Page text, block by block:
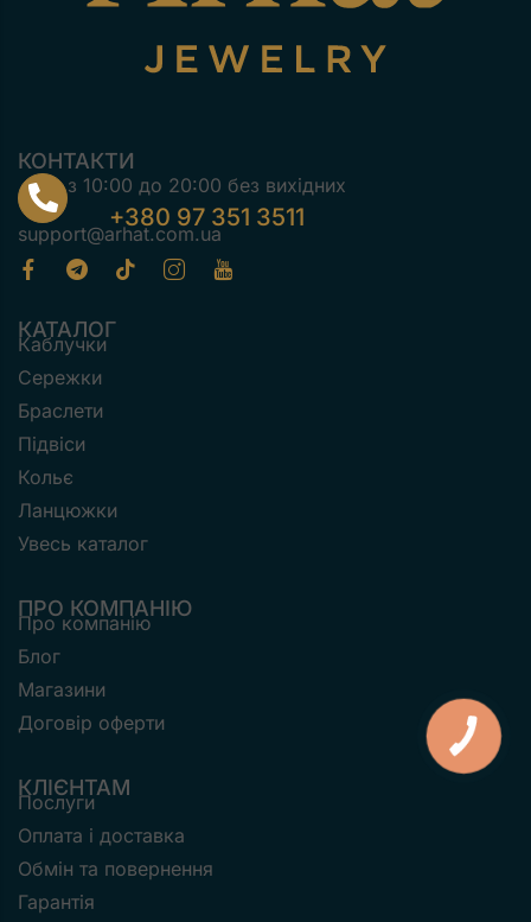
КОНТАКТИ
з 10:00 до 20:00 без вихідних
+380 97 351 3511
support@arhat.com.ua
КАТАЛОГ
Каблучки
Сережки
Браслети
Підвіси
Кольє
Ланцюжки
Увесь каталог
ПРО КОМПАНІЮ
Про компанію
Блог
Магазини
Договір оферти
КЛІЄНТАМ
Послуги
Оплата і доставка
Обмін та повернення
Гарантія
КНОПКА
ЗВ'ЯЗКУ